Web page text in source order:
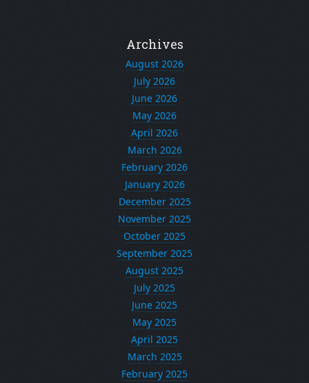
Archives
August 2026
July 2026
June 2026
May 2026
April 2026
March 2026
February 2026
January 2026
December 2025
November 2025
October 2025
September 2025
August 2025
July 2025
June 2025
May 2025
April 2025
March 2025
February 2025